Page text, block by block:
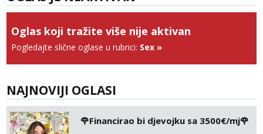
Ivančica
Anđela
Tel:064/677-677- Kod: #142
Oglas koji tražite više nije aktivan
Pogledajte slične oglase u rubrici: Sex »
NAJNOVIJI OGLASI
🌹Financirao bi djevojku sa 3500€/mj🌹